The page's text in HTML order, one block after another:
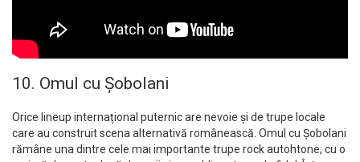
10. Omul cu Șobolani
Orice lineup internațional puternic are nevoie și de trupe locale
care au construit scena alternativă românească. Omul cu Șobolani
rămâne una dintre cele mai importante trupe rock autohtone, cu o